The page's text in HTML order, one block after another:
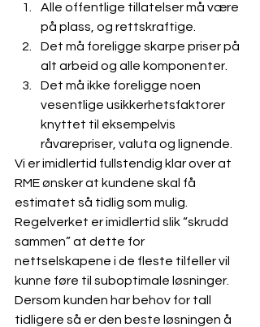
Alle offentlige tillatelser må være
på plass, og rettskraftige.
Det må foreligge skarpe priser på
alt arbeid og alle komponenter.
Det må ikke foreligge noen
vesentlige usikkerhetsfaktorer
knyttet til eksempelvis
råvarepriser, valuta og lignende.
Vi er imidlertid fullstendig klar over at
RME ønsker at kundene skal få
estimatet så tidlig som mulig.
Regelverket er imidlertid slik “skrudd
sammen” at dette for
nettselskapene i de fleste tilfeller vil
kunne føre til suboptimale løsninger.
Dersom kunden har behov for tall
tidligere så er den beste løsningen å